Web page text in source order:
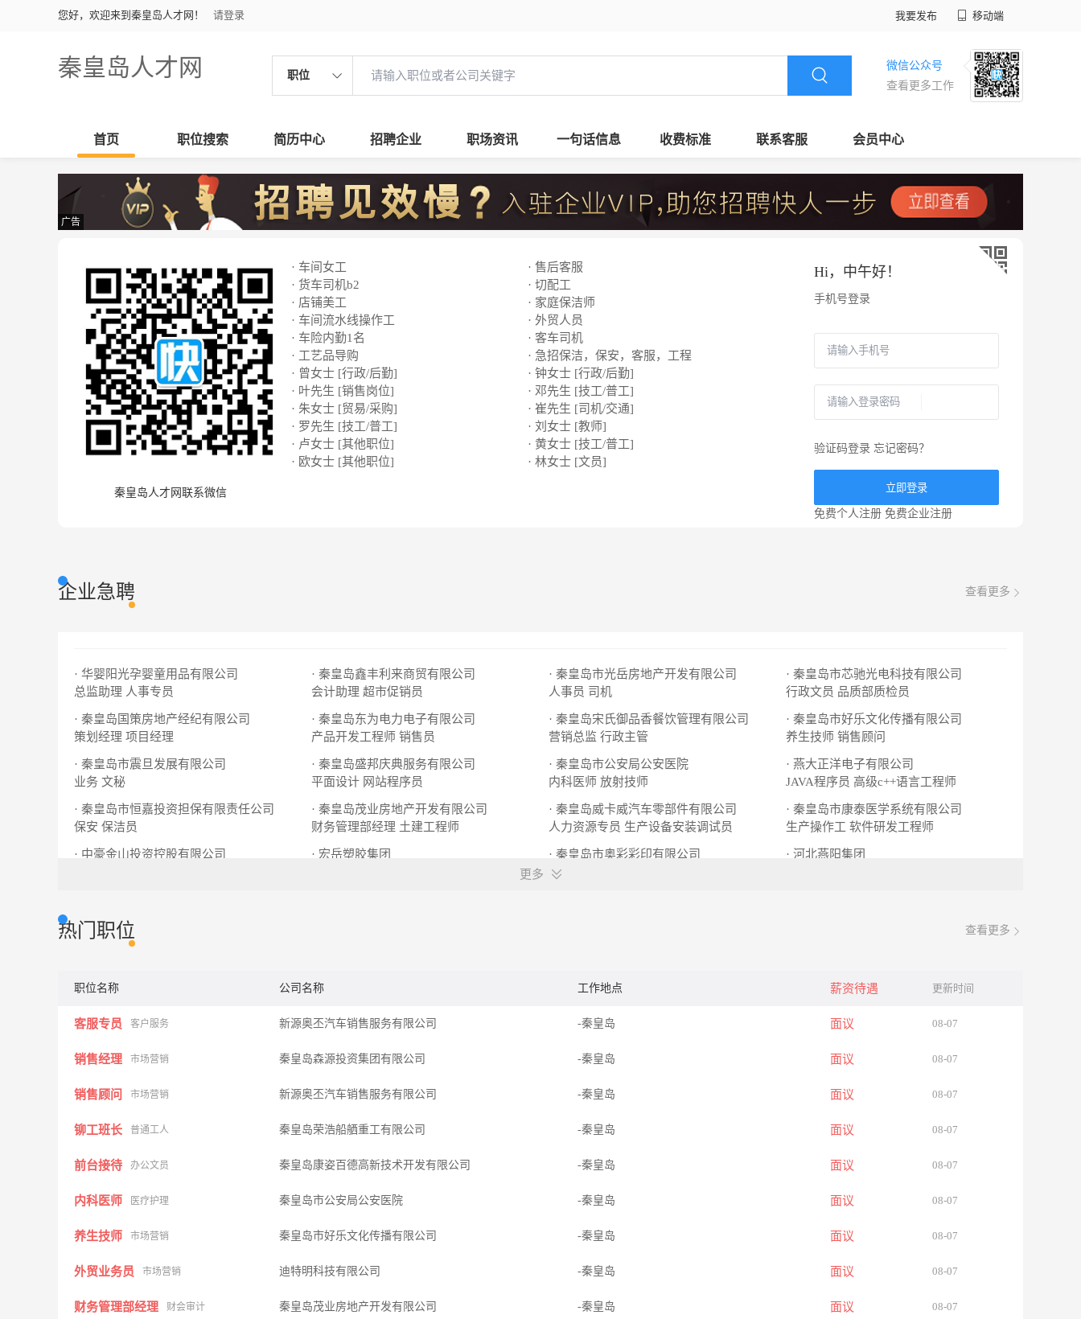
您好，欢迎来到秦皇岛人才网！ 请登录 我要发布 移动端
秦皇岛人才网 职位
微信公众号
查看更多工作
首页 职位搜索 简历中心 招聘企业 职场资讯 一句话信息 收费标准 联系客服 会员中心
广告
秦皇岛人才网联系微信
· 车间女工
· 售后客服
· 货车司机b2
· 切配工
· 店铺美工
· 家庭保洁师
· 车间流水线操作工
· 外贸人员
· 车险内勤1名
· 客车司机
· 工艺品导购
· 急招保洁，保安，客服，工程
· 曾女士 [行政/后勤]
· 钟女士 [行政/后勤]
· 叶先生 [销售岗位]
· 邓先生 [技工/普工]
· 朱女士 [贸易/采购]
· 崔先生 [司机/交通]
· 罗先生 [技工/普工]
· 刘女士 [教师]
· 卢女士 [其他职位]
· 黄女士 [技工/普工]
· 欧女士 [其他职位]
· 林女士 [文员]
Hi， 中午好！
手机号登录
验证码登录 忘记密码？
立即登录
免费个人注册 免费企业注册
企业急聘 查看更多
· 华婴阳光孕婴童用品有限公司
总监助理 人事专员
· 秦皇岛鑫丰利来商贸有限公司
会计助理 超市促销员
· 秦皇岛市光岳房地产开发有限公司
人事员 司机
· 秦皇岛市芯驰光电科技有限公司
行政文员 品质部质检员
· 秦皇岛国策房地产经纪有限公司
策划经理 项目经理
· 秦皇岛东为电力电子有限公司
产品开发工程师 销售员
· 秦皇岛宋氏御品香餐饮管理有限公司
营销总监 行政主管
· 秦皇岛市好乐文化传播有限公司
养生技师 销售顾问
· 秦皇岛市震旦发展有限公司
业务 文秘
· 秦皇岛盛邦庆典服务有限公司
平面设计 网站程序员
· 秦皇岛市公安局公安医院
内科医师 放射技师
· 燕大正洋电子有限公司
JAVA程序员 高级c++语言工程师
· 秦皇岛市恒嘉投资担保有限责任公司
保安 保洁员
· 秦皇岛茂业房地产开发有限公司
财务管理部经理 土建工程师
· 秦皇岛威卡威汽车零部件有限公司
人力资源专员 生产设备安装调试员
· 秦皇岛市康泰医学系统有限公司
生产操作工 软件研发工程师
· 中豪金山投资控股有限公司
· 宏岳塑胶集团
· 秦皇岛市奥彩彩印有限公司
工业会计
· 河北燕阳集团
更多
热门职位 查看更多
职位名称 公司名称 工作地点 薪资待遇 更新时间
客服专员 客户服务 新源奥丕汽车销售服务有限公司 -秦皇岛 面议 08-07
销售经理 市场营销 秦皇岛森源投资集团有限公司 -秦皇岛 面议 08-07
销售顾问 市场营销 新源奥丕汽车销售服务有限公司 -秦皇岛 面议 08-07
铆工班长 普通工人 秦皇岛荣浩船舾重工有限公司 -秦皇岛 面议 08-07
前台接待 办公文员 秦皇岛康姿百德高新技术开发有限公司 -秦皇岛 面议 08-07
内科医师 医疗护理 秦皇岛市公安局公安医院 -秦皇岛 面议 08-07
养生技师 市场营销 秦皇岛市好乐文化传播有限公司 -秦皇岛 面议 08-07
外贸业务员 市场营销 迪特明科技有限公司 -秦皇岛 面议 08-07
财务管理部经理 财会审计 秦皇岛茂业房地产开发有限公司 -秦皇岛 面议 08-07